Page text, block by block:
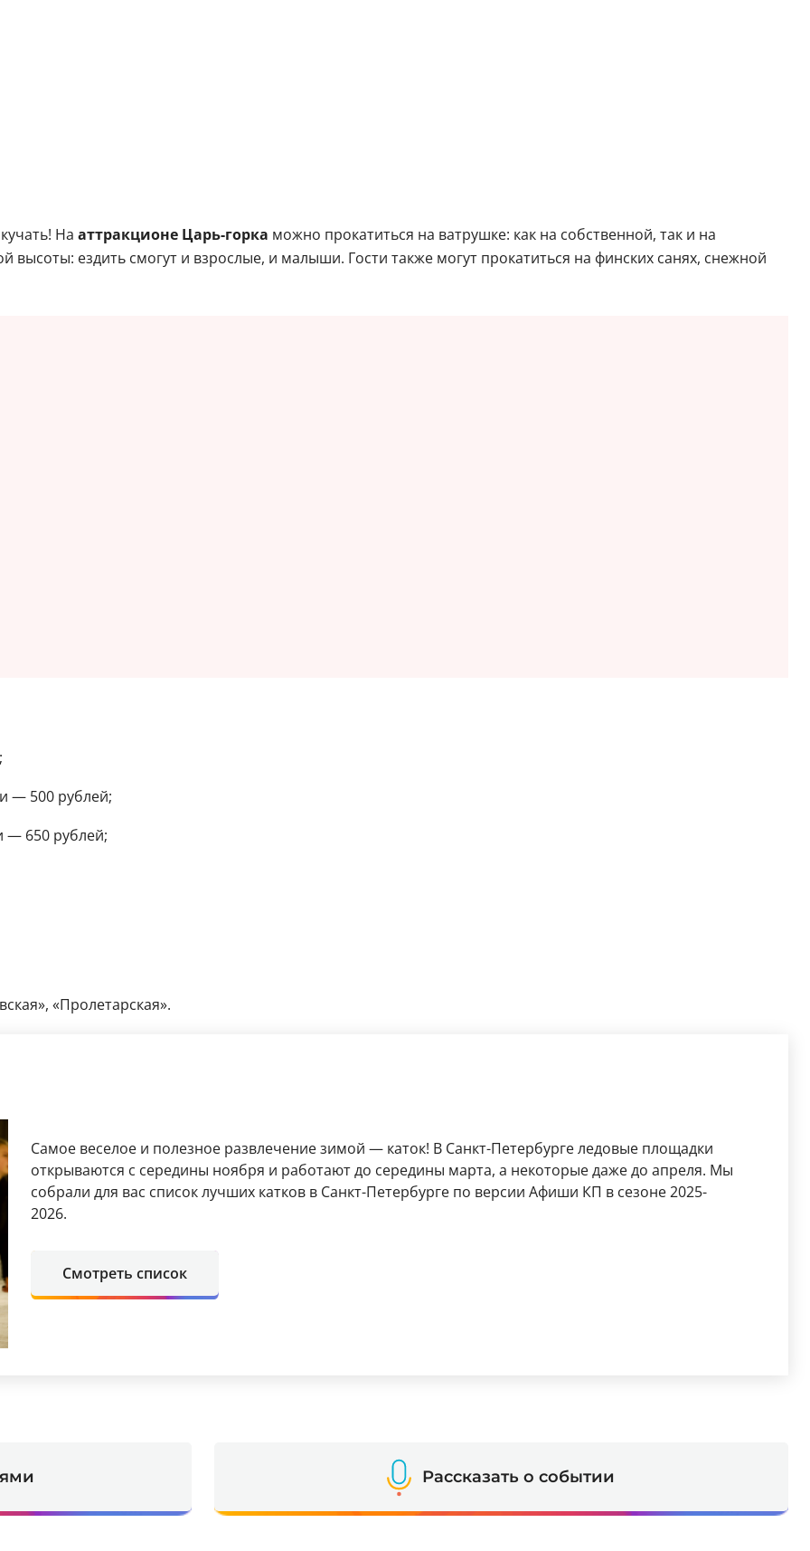
На аттракционе Царь-горка можно прокатиться на ватрушке: как на собственной, так и на
высоты: ездить смогут и взрослые, и малыши. Гости также могут прокатиться на финских санях, снежной
— 500 рублей;
— 650 рублей;
«Пролетарская».
Самое веселое и полезное развлечение зимой — каток! В Санкт-Петербурге ледовые площадки
открываются с середины ноября и работают до середины марта, а некоторые даже до апреля. Мы
собрали для вас список лучших катков в Санкт-Петербурге по версии Афиши КП в сезоне 2025-
2026.
Смотреть список
Рассказать о событии